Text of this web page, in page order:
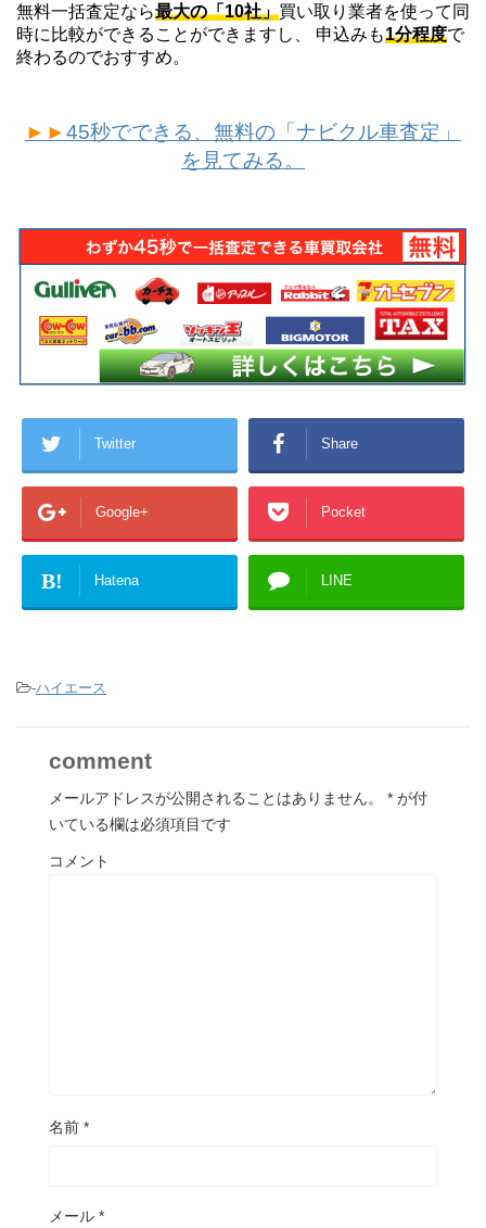
無料一括査定なら最大の「10社」買い取り業者を使って同
時に比較ができることができますし、 申込みも1分程度で
終わるのでおすすめ。
►►45秒でできる、無料の「ナビクル車査定」
を見てみる。
Twitter Share
Google+ Pocket
B! Hatena LINE
-ハイエース
comment
メールアドレスが公開されることはありません。 * が付
いている欄は必須項目です
コメント
名前 *
メール *